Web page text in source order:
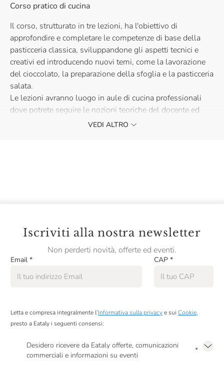
Corso pratico di cucina
Il corso, strutturato in tre lezioni, ha l'obiettivo di
approfondire e completare le competenze di base della
pasticceria classica, sviluppandone gli aspetti tecnici e
creativi ed introducendo nuovi temi, come la lavorazione
del cioccolato, la preparazione della sfoglia e la pasticceria
salata.
Le lezioni avranno luogo in aule di cucina professionali
dove potrete seguire le nozioni teoriche del docente ed
applicarle in modo pratico.
Il programma del corso:
1 Lezione – La pasticceria salata
2 Lezione – La pasta sfoglia
3 Lezione – Il cioccolato
Per motivi logistici non è possibile richiedere il recupero
VEDI ALTRO
Iscriviti alla nostra newsletter
Non perderti novità, offerte ed eventi.
Email * CAP *
Letta e compresa integralmente l’Informativa sulla privacye sui Cookie,
presto a Eataly i seguenti consensi:
Desidero ricevere da Eataly offerte, comunicazioni
commerciali e informazioni su eventi
*